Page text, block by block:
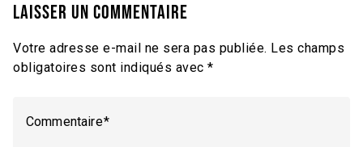
Laisser un commentaire
Votre adresse e-mail ne sera pas publiée. Les champs
obligatoires sont indiqués avec *
Commentaire